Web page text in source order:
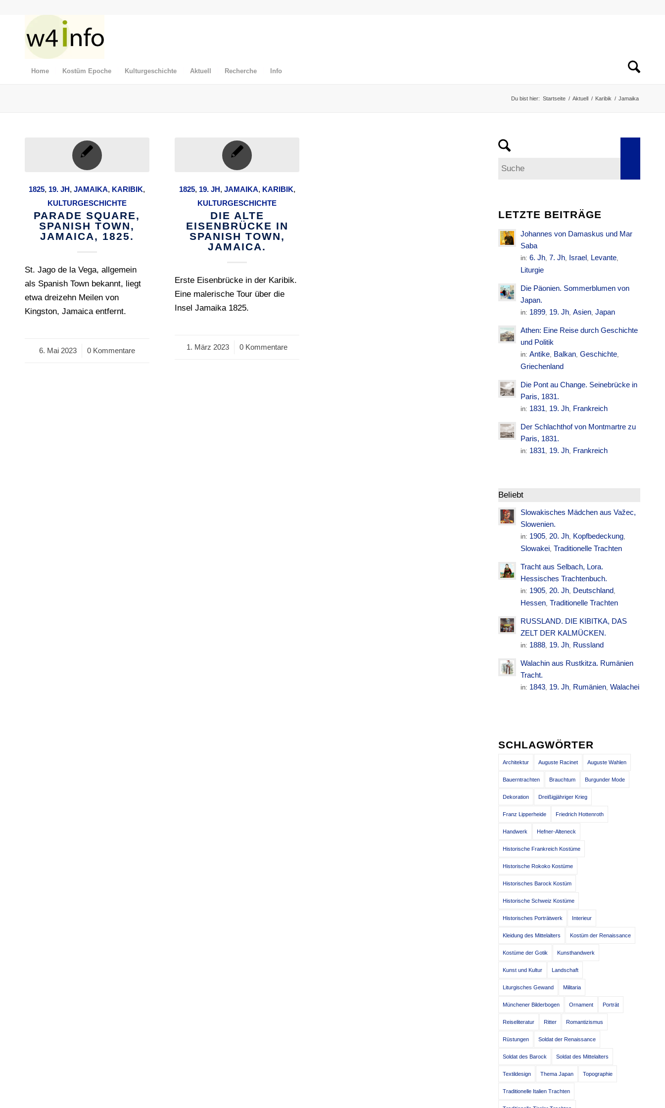
Home Kostüm Epoche Kulturgeschichte Aktuell Recherche Info
Du bist hier: Startseite / Aktuell / Karibik / Jamaika
1825, 19. JH,JAMAIKA, KARIBIK,
KULTURGESCHICHTE
PARADE SQUARE,
SPANISH TOWN,
JAMAICA, 1825.
St. Jago de la Vega, allgemein
als Spanish Town bekannt, liegt
etwa dreizehn Meilen von
Kingston, Jamaica entfernt.
6. Mai 2023
/ 0 Kommentare
1825, 19. JH, JAMAIKA, KARIBIK,
KULTURGESCHICHTE
DIE ALTE
EISENBRÜCKE IN
SPANISH TOWN,
JAMAICA.
Erste Eisenbrücke in der Karibik.
Eine malerische Tour über die
Insel Jamaika 1825.
1. März 2023
/ 0 Kommentare
LETZTE BEITRÄGE
Johannes von Damaskus und Mar
Saba
in:6. Jh, 7. Jh, Israel, Levante,
Liturgie
Die Päonien. Sommerblumen von
Japan.
in: 1899, 19. Jh,Asien,Japan
Athen: Eine Reise durch Geschichte
und Politik
in:Antike, Balkan,Geschichte,
Griechenland
Die Pont au Change. Seinebrücke in
Paris, 1831.
in: 1831, 19. Jh, Frankreich
Der Schlachthof von Montmartre zu
Paris, 1831.
in: 1831, 19. Jh, Frankreich
Beliebt
Slowakisches Mädchen aus Važec,
Slowenien.
in: 1905,20. Jh, Kopfbedeckung,
Slowakei, Traditionelle Trachten
Tracht aus Selbach, Lora.
Hessisches Trachtenbuch.
in: 1905,20. Jh, Deutschland,
Hessen, Traditionelle Trachten
RUSSLAND. DIE KIBITKA, DAS
ZELT DER KALMÜCKEN.
in: 1888, 19. Jh, Russland
Walachin aus Rustkitza. Rumänien
Tracht.
in: 1843, 19. Jh, Rumänien,Walachei
SCHLAGWÖRTER
Architektur Auguste Racinet Auguste Wahlen
Bauerntrachten Brauchtum Burgunder Mode
Dekoration Dreißigjähriger Krieg
Franz Lipperheide Friedrich Hottenroth
Handwerk Hefner-Alteneck
Historische Frankreich Kostüme
Historische Rokoko Kostüme
Historisches Barock Kostüm
Historische Schweiz Kostüme
Historisches Porträtwerk Interieur
Kleidung des Mittelalters Kostüm der Renaissance
Kostüme der Gotik Kunsthandwerk
Kunst und Kultur Landschaft
Liturgisches Gewand Militaria
Münchener Bilderbogen Ornament Porträt
Reiseliteratur Ritter Romantizismus
Rüstungen Soldat der Renaissance
Soldat des Barock Soldat des Mittelalters
Textildesign Thema Japan Topographie
Traditionelle Italien Trachten